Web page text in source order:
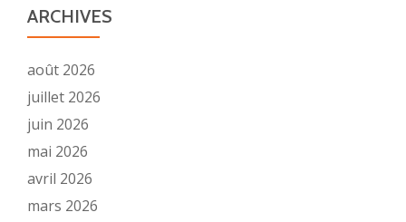
ARCHIVES
août 2026
juillet 2026
juin 2026
mai 2026
avril 2026
mars 2026